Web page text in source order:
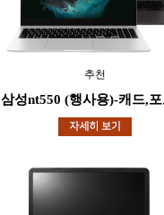
추천
삼성nt550 (행사용)-캐드,